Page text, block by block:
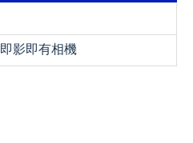
即影即有相機